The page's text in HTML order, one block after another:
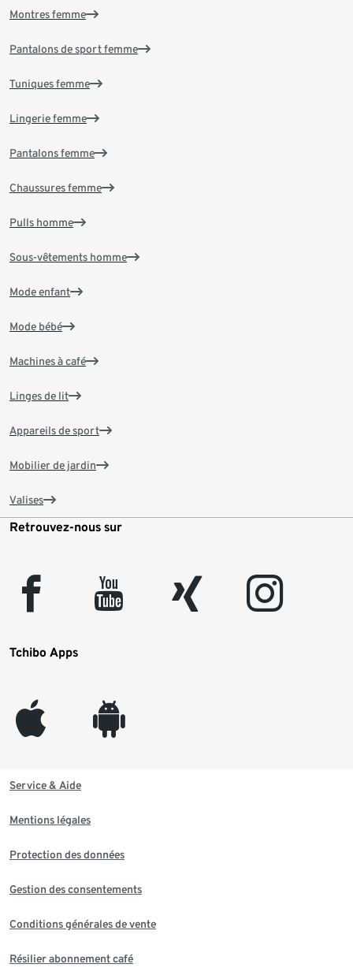
Montres femme
Pantalons de sport femme
Tuniques femme
Lingerie femme
Pantalons femme
Chaussures femme
Pulls homme
Sous-vêtements homme
Mode enfant
Mode bébé
Machines à café
Linges de lit
Appareils de sport
Mobilier de jardin
Valises
Retrouvez-nous sur
facebook youtube xing instagram
Tchibo Apps
appleinc android
Service & Aide
Mentions légales
Protection des données
Gestion des consentements
Conditions générales de vente
Résilier abonnement café